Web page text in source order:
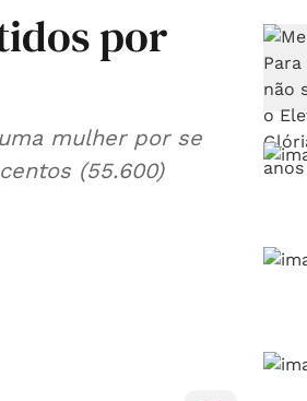
por
mulher por se